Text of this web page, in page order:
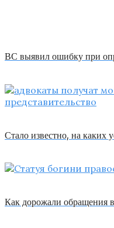
ВС выявил ошибку при
Стало известно, на каких
Как дорожали обращения